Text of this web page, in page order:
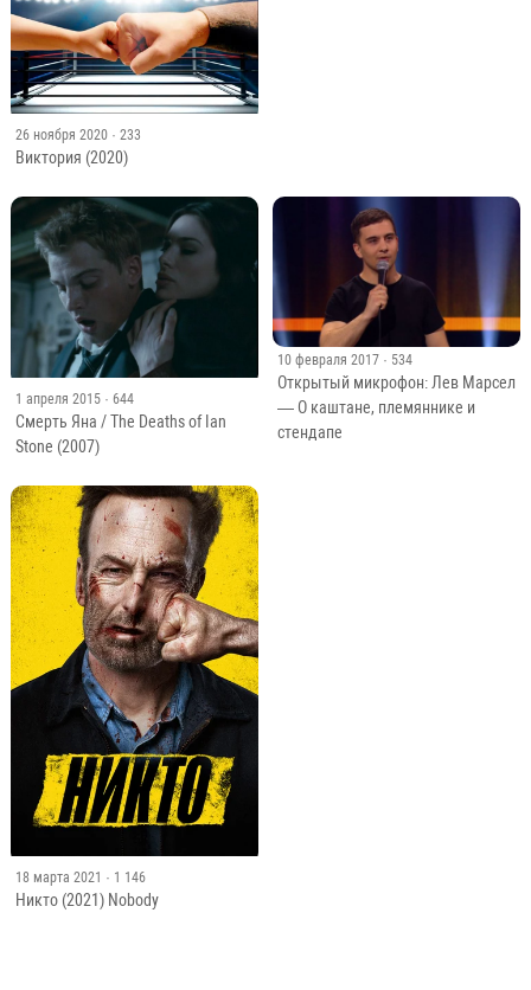
26 ноября 2020 · 233
Виктория (2020)
1 апреля 2015 · 644
Смерть Яна / The Deaths of Ian
Stone (2007)
10 февраля 2017 · 534
Открытый микрофон: Лев Марсел
— О каштане, племяннике и
стендапе
18 марта 2021 · 1 146
Никто (2021) Nobody